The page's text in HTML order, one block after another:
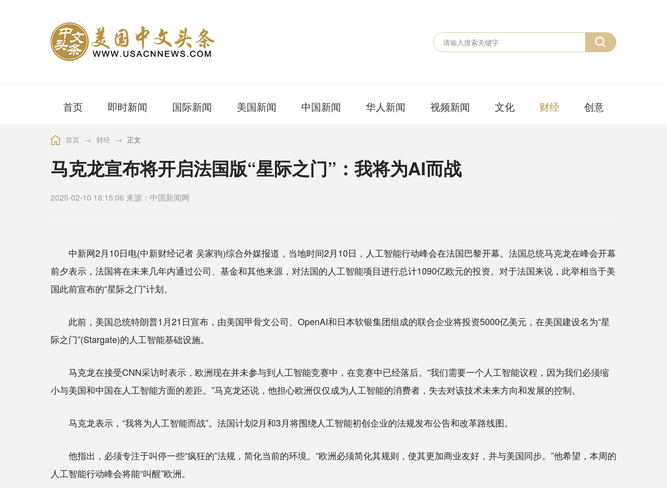
首页 即时新闻 国际新闻 美国新闻 中国新闻 华人新闻 视频新闻 文化 财经 创意
首页 → 财经 → 正文
马克龙宣布将开启法国版“星际之门”：我将为AI而战
2025-02-10 18:15:06 来源：中国新闻网
中新网2月10日电(中新财经记者 吴家驹)综合外媒报道，当地时间2月10日，人工智能行动峰会在法国巴黎开幕。法国总统马克龙在峰会开幕
前夕表示，法国将在未来几年内通过公司、基金和其他来源，对法国的人工智能项目进行总计1090亿欧元的投资。对于法国来说，此举相当于美
国此前宣布的“星际之门”计划。
此前，美国总统特朗普1月21日宣布，由美国甲骨文公司、OpenAI和日本软银集团组成的联合企业将投资5000亿美元，在美国建设名为“星
际之门”(Stargate)的人工智能基础设施。
马克龙在接受CNN采访时表示，欧洲现在并未参与到人工智能竞赛中，在竞赛中已经落后。“我们需要一个人工智能议程，因为我们必须缩
小与美国和中国在人工智能方面的差距。”马克龙还说，他担心欧洲仅仅成为人工智能的消费者，失去对该技术未来方向和发展的控制。
马克龙表示，“我将为人工智能而战”。法国计划2月和3月将围绕人工智能初创企业的法规发布公告和改革路线图。
他指出，必须专注于叫停一些“疯狂的”法规，简化当前的环境。“欧洲必须简化其规则，使其更加商业友好，并与美国同步。”他希望，本周的
人工智能行动峰会将能“叫醒”欧洲。